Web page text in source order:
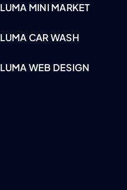
LUMA MINI MARKET
LUMA CAR WASH
LUMA WEB DESIGN